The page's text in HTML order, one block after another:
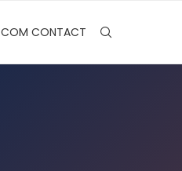
CONTACT